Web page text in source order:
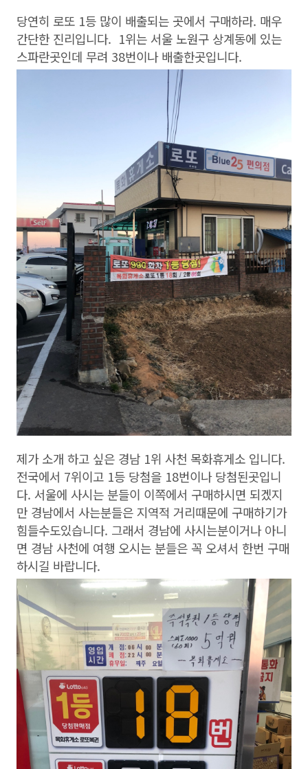
당연히 로또 1등 많이 배출되는 곳에서 구매하라. 매우
간단한 진리입니다. 1위는 서울 노원구 상계동에 있는
스파란곳인데 무려 38번이나 배출한곳입니다.
제가 소개 하고 싶은 경남 1위 사천 목화휴게소 입니다.
전국에서 7위이고 1등 당첨을 18번이나 당첨된곳입니
다. 서울에 사시는 분들이 이쪽에서 구매하시면 되겠지
만 경남에서 사는분들은 지역적 거리때문에 구매하기가
힘들수도있습니다. 그래서 경남에 사시는분이거나 아니
면 경남 사천에 여행 오시는 분들은 꼭 오셔서 한번 구매
하시길 바랍니다.